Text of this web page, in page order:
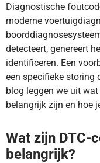
Diagnostische
moderne
detecteert, genereert
identificeren. Een
een specifieke storing
blog leggen we uit
belangrijk zijn en hoe
Wat zijn DTC-
belangrijk?